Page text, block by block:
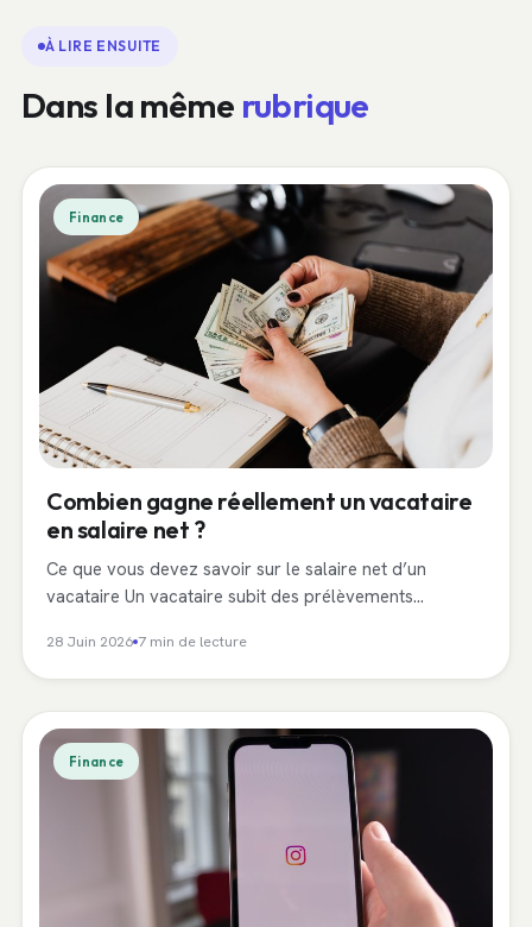
À LIRE ENSUITE
Dans la même rubrique
Finance
Combien gagne réellement un vacataire
en salaire net ?
Ce que vous devez savoir sur le salaire net d’un
vacataire Un vacataire subit des prélèvements…
28 Juin 2026 7 min de lecture
Finance